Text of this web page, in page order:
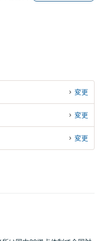
変更
変更
変更